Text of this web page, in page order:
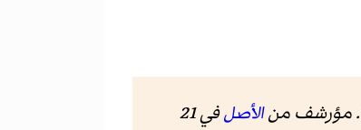
. مؤرشف منالأصل
في 21